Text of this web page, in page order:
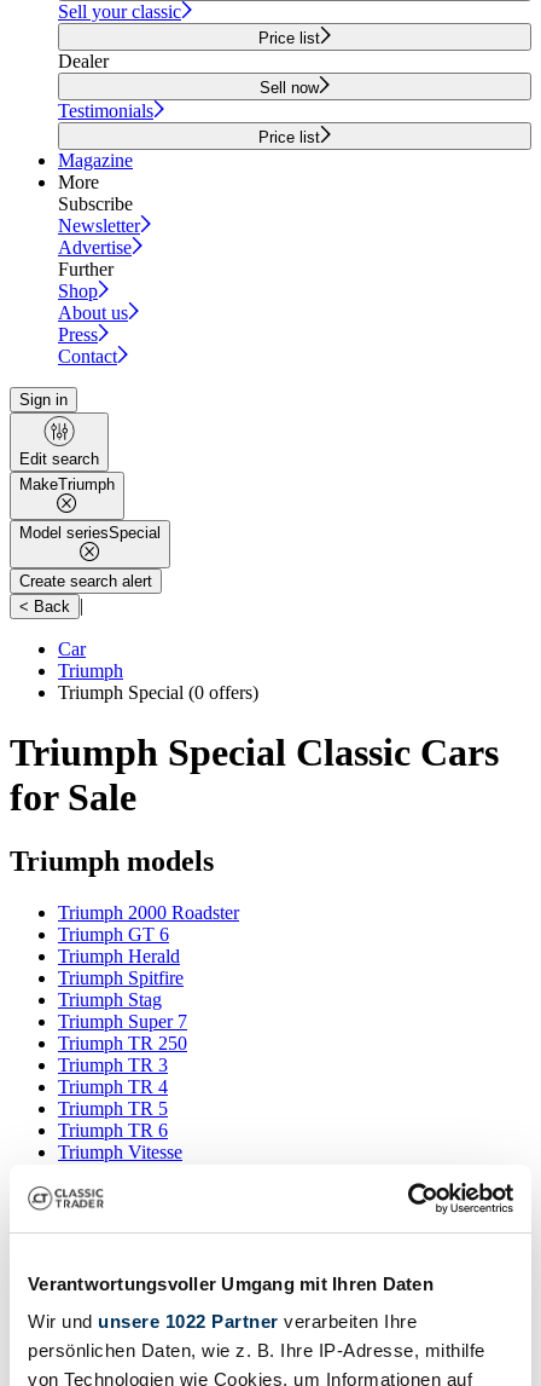
Verantwortungsvoller Umgang mit Ihren Daten
Wir und unsere 1022 Partner verarbeiten Ihre
persönlichen Daten, wie z. B. Ihre IP-Adresse, mithilfe
von Technologien wie Cookies, um Informationen auf
Sell your classic
Price list
Dealer
Sell now
Testimonials
Price list
Magazine
More
Subscribe
Newsletter
Advertise
Further
Shop
About us
Press
Contact
Sign in
Edit search
MakeTriumph
Model seriesSpecial
Create search alert
< Back |
Car
Triumph
Triumph Special (0 offers)
Triumph Special Classic Cars
for Sale
Triumph models
Triumph 2000 Roadster
Triumph GT 6
Triumph Herald
Triumph Spitfire
Triumph Stag
Triumph Super 7
Triumph TR 250
Triumph TR 3
Triumph TR 4
Triumph TR 5
Triumph TR 6
Triumph Vitesse
Search results
Create search alert